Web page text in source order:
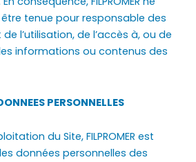
tenue pour responsable des
l’utilisation, de l’accès à, ou de
informations ou contenus des
PERSONNELLES
du Site, FILPROMER est
données personnelles des